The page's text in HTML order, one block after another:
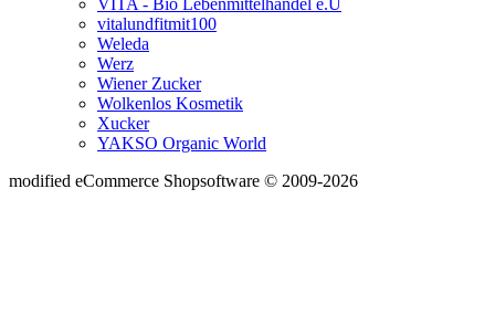
VITA - Bio Lebenmittelhandel e.U
vitalundfitmit100
Weleda
Werz
Wiener Zucker
Wolkenlos Kosmetik
Xucker
YAKSO Organic World
modified eCommerce Shopsoftware © 2009-2026